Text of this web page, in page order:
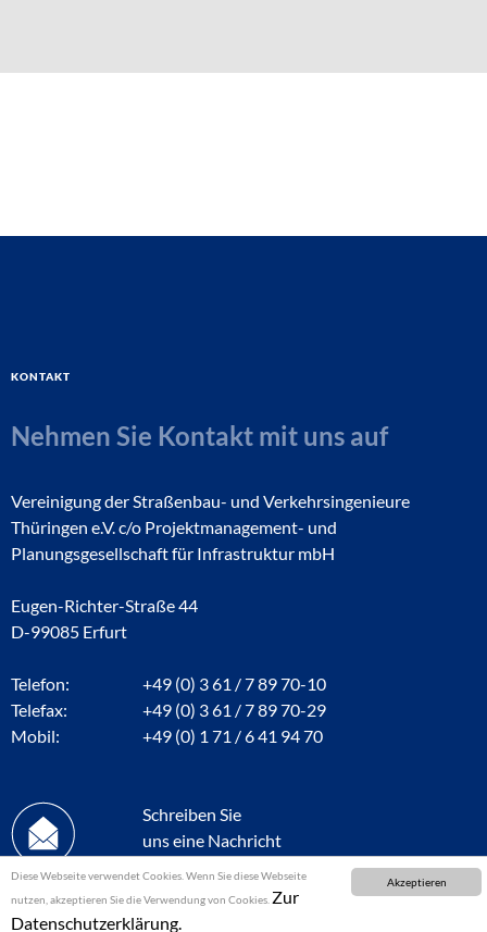
Akzeptieren
Diese Webseite verwendet Cookies. Wenn Sie diese Webseite
nutzen, akzeptieren Sie die Verwendung von Cookies. Zur
Datenschutzerklärung.
Kontakt
Nehmen Sie Kontakt mit uns auf
Vereinigung der Straßenbau- und Verkehrsingenieure
Thüringen e.V. c/o Projektmanagement- und
Planungsgesellschaft für Infrastruktur mbH
Eugen-Richter-Straße 44
D-99085 Erfurt
Telefon:
+49 (0) 3 61 / 7 89 70-10
Telefax:
+49 (0) 3 61 / 7 89 70-29
Mobil:
+49 (0) 1 71 / 6 41 94 70
Schreiben Sie
uns eine Nachricht